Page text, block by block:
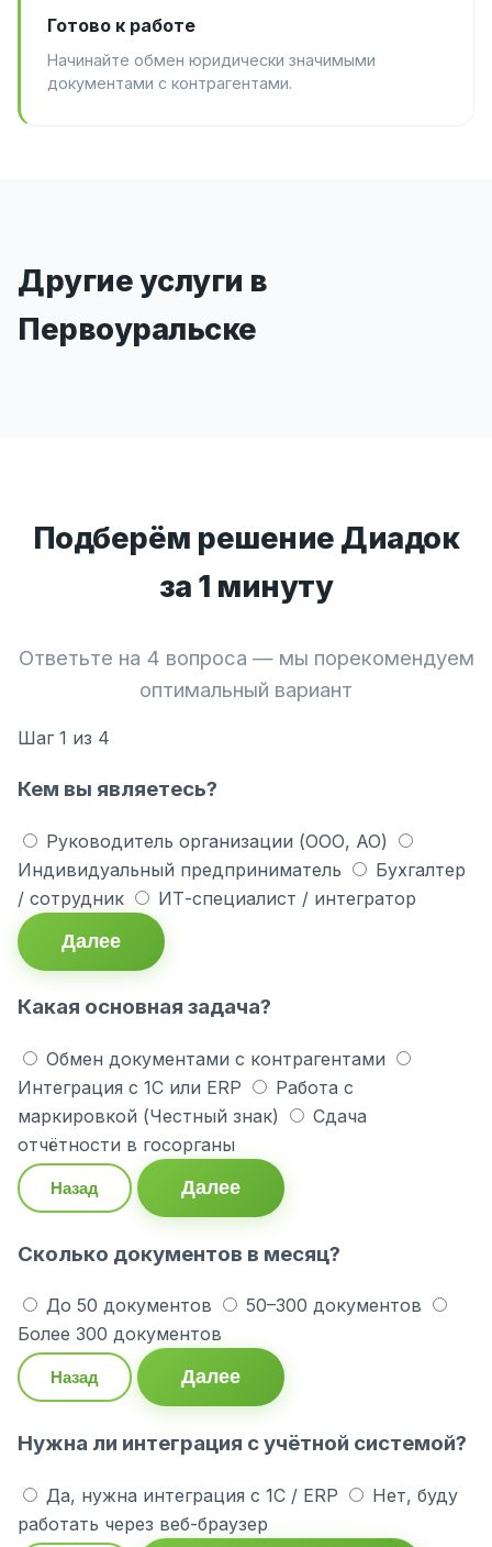
Готово к работе
Начинайте обмен юридически значимыми
документами с контрагентами.
Другие услуги в
Первоуральске
Подберём решение Диадок
за 1 минуту
Ответьте на 4 вопроса — мы порекомендуем
оптимальный вариант
Шаг 1 из 4
Кем вы являетесь?
Руководитель организации (ООО, АО)
Индивидуальный предприниматель
Бухгалтер
/ сотрудник
ИТ-специалист / интегратор
Далее
Какая основная задача?
Обмен документами с контрагентами
Интеграция с 1С или ERP
Работа с
маркировкой (Честный знак)
Сдача
отчётности в госорганы
Назад Далее
Сколько документов в месяц?
До 50 документов
50–300 документов
Более 300 документов
Назад Далее
Нужна ли интеграция с учётной системой?
Да, нужна интеграция с 1С / ERP
Нет, буду
работать через веб-браузер